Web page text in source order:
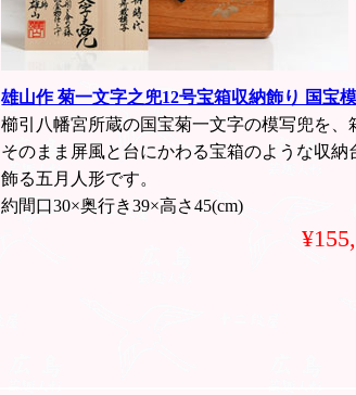
雄山作 菊一文字之兜12号宝箱収納飾り 国宝
櫛引八幡宮所蔵の国宝菊一文字の模写兜を、
そのまま屏風と台にかわる宝箱のような収納
飾る五月人形です。
約間口30×奥行き39×高さ45(cm)